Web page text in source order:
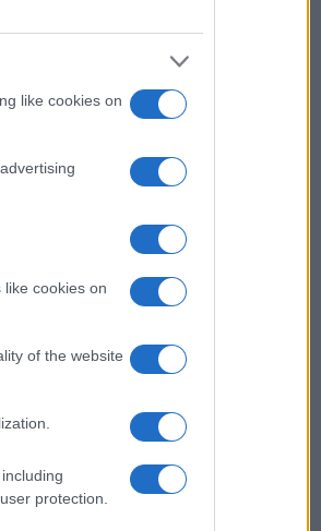
like cookies on
cookies on
of the website
protection.
sulla reale
minare gli
della salute
che rischia di
quotidiani legati
reale per
riuscirà a